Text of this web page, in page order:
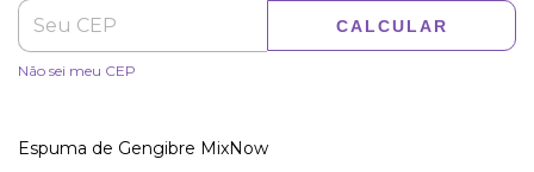
CALCULAR
Não sei meu CEP
Espuma de Gengibre MixNow